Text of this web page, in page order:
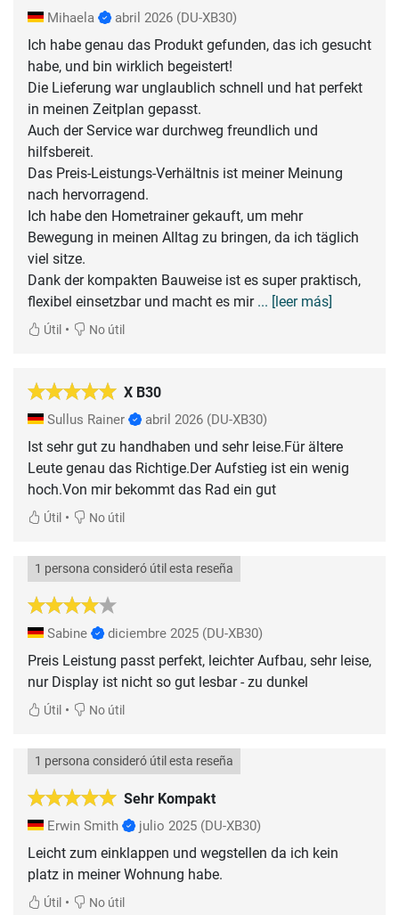
Mihaela abril 2026 (DU-XB30)
Ich habe genau das Produkt gefunden, das ich gesucht
habe, und bin wirklich begeistert!
Die Lieferung war unglaublich schnell und hat perfekt
in meinen Zeitplan gepasst.
Auch der Service war durchweg freundlich und
hilfsbereit.
Das Preis-Leistungs-Verhältnis ist meiner Meinung
nach hervorragend.
Ich habe den Hometrainer gekauft, um mehr
Bewegung in meinen Alltag zu bringen, da ich täglich
viel sitze.
Dank der kompakten Bauweise ist es super praktisch,
flexibel einsetzbar und macht es mir ... [leer más]
Útil • No útil
X B30
Sullus Rainer abril 2026 (DU-XB30)
Ist sehr gut zu handhaben und sehr leise.Für ältere
Leute genau das Richtige.Der Aufstieg ist ein wenig
hoch.Von mir bekommt das Rad ein gut
Útil • No útil
1 persona consideró útil esta reseña
Sabine diciembre 2025 (DU-XB30)
Preis Leistung passt perfekt, leichter Aufbau, sehr leise,
nur Display ist nicht so gut lesbar - zu dunkel
Útil • No útil
Sehr Kompakt
1 persona consideró útil esta reseña
Erwin Smith julio 2025 (DU-XB30)
Leicht zum einklappen und wegstellen da ich kein
platz in meiner Wohnung habe.
Útil • No útil